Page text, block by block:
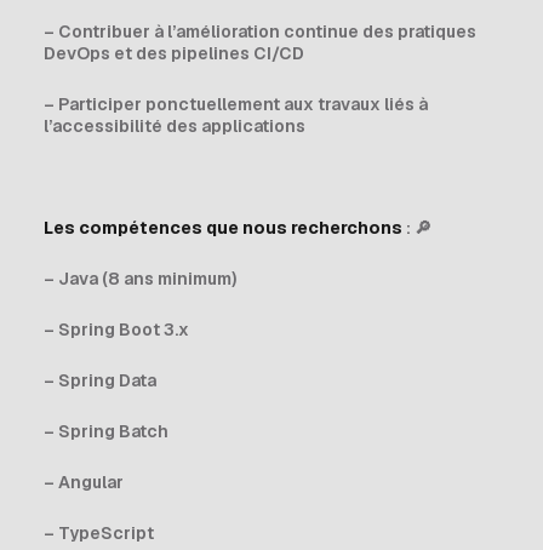
– Contribuer à l’amélioration continue des pratiques
DevOps et des pipelines CI/CD
– Participer ponctuellement aux travaux liés à
l’accessibilité des applications
Les compétences que nous recherchons : 🔎
– Java (8 ans minimum)
– Spring Boot 3.x
– Spring Data
– Spring Batch
– Angular
– TypeScript